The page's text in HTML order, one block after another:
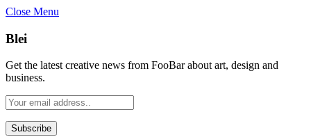
Close Menu
Blei
Get the latest creative news from FooBar about art, design and
business.